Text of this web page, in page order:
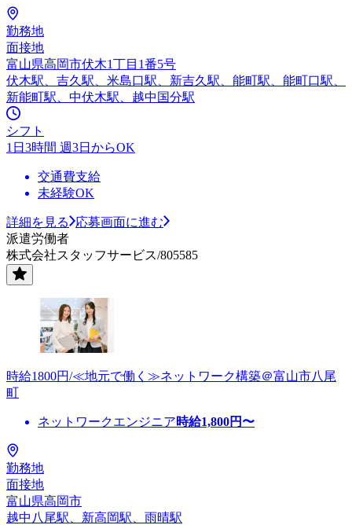
勤務地
面接地
富山県高岡市伏木1丁目1番5号
伏木駅、吉久駅、米島口駅、新吉久駅、能町駅、能町口駅、
新能町駅、中伏木駅、越中国分駅
シフト
1日3時間 週3日からOK
交通費支給
未経験OK
詳細を見る
応募画面に進む
派遣労働者
株式会社スタッフサービス/805585
時給1800円/≪地元で働く≫ネットワーク構築＠富山市八尾
町
ネットワークエンジニア時給1,800円〜
勤務地
面接地
富山県高岡市
越中八尾駅、新高岡駅、雨晴駅